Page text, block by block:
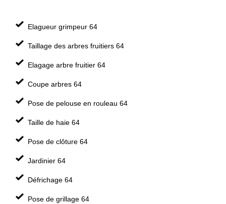
Elagueur grimpeur 64
Taillage des arbres fruitiers 64
Elagage arbre fruitier 64
Coupe arbres 64
Pose de pelouse en rouleau 64
Taille de haie 64
Pose de clôture 64
Jardinier 64
Défrichage 64
Pose de grillage 64